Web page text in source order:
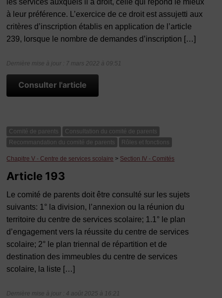
les services auxquels il a droit, celle qui répond le mieux
à leur préférence. L’exercice de ce droit est assujetti aux
critères d’inscription établis en application de l’article
239, lorsque le nombre de demandes d’inscription […]
Dernière mise à jour : 7 mars 2022 à 09:51
Consulter l'article
Comité de parents
Consultation du comité de parents
Recommandation du comité de parents
Rôles et fonctions
Chapitre V - Centre de services scolaire > Section IV - Comités
Article 193
Le comité de parents doit être consulté sur les sujets
suivants: 1° la division, l’annexion ou la réunion du
territoire du centre de services scolaire; 1.1° le plan
d’engagement vers la réussite du centre de services
scolaire; 2° le plan triennal de répartition et de
destination des immeubles du centre de services
scolaire, la liste […]
Dernière mise à jour : 4 août 2025 à 16:21